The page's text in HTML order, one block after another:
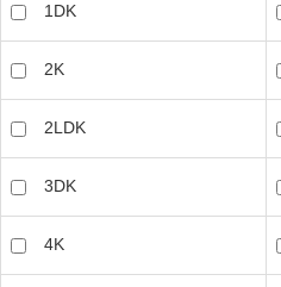
1DK
2K
2LDK
3DK
4K